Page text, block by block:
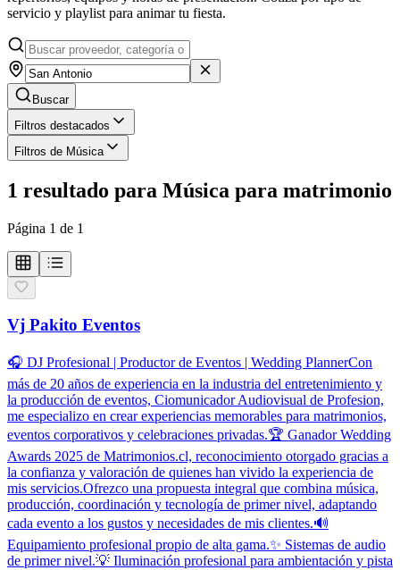
servicio y playlist para animar tu fiesta.
Buscar
Filtros destacados
Filtros de Música
1 resultado para Música para matrimonio
Página 1 de 1
Vj Pakito Eventos
🎧 DJ Profesional | Productor de Eventos | Wedding PlannerCon
más de 20 años de experiencia en la industria del entretenimiento y
la producción de eventos, Ciomunicador Audiovisual de Profesion,
me especializo en crear experiencias memorables para matrimonios,
eventos corporativos y celebraciones privadas.🏆 Ganador Wedding
Awards 2025 de Matrimonios.cl, reconocimiento otorgado gracias a
la confianza y valoración de quienes han vivido la experiencia de
mis servicios.Ofrezco una propuesta integral que combina música,
producción, coordinación y tecnología de primer nivel, adaptando
cada evento a los gustos y necesidades de mis clientes.🔊
Equipamiento profesional propio de alta gama.✨ Sistemas de audio
de primer nivel.💡 Iluminación profesional para ambientación y pista